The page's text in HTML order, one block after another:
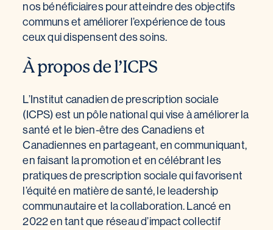
nos bénéficiaires pour atteindre des objectifs
communs et améliorer l’expérience de tous
ceux qui dispensent des soins.
À propos de l’ICPS
L’Institut canadien de prescription sociale
(ICPS) est un pôle national qui vise à améliorer la
santé et le bien-être des Canadiens et
Canadiennes en partageant, en communiquant,
en faisant la promotion et en célébrant les
pratiques de prescription sociale qui favorisent
l’équité en matière de santé, le leadership
communautaire et la collaboration. Lancé en
2022 en tant que réseau d’impact collectif